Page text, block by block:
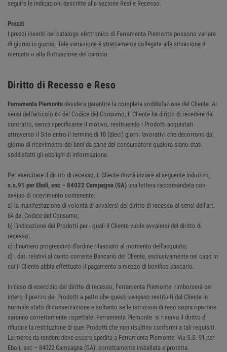
seguire le indicazioni descritte alla sezione Resi e Recesso.
Prezzi
I prezzi inseriti nel catalogo elettronico di Ferramenta Piemonte possono variare
di giorno in giorno. Tale variazione è strettamente collegata alla situazione di
mercato o alla fluttuazione del cambio.
Diritto di Recesso e Reso
Ferramenta Piemonte desidera garantire la completa soddisfazione del Cliente. Ai
sensi dell'articolo 64 del Codice del Consumo, il Cliente ha diritto di recedere dal
contratto, senza specificarne il motivo, restituendo i Prodotti acquistati
attraverso il Sito entro il termine di 10 (dieci) giorni lavorativi che decorrono dal
giorno di ricevimento dei beni da parte del consumatore qualora siano stati
soddisfatti gli obblighi di informazione.
Per esercitare il diritto di recesso, il Cliente dovrà inviare al seguente indirizzo:
s.s.91 per Eboli, snc – 84022 Campagna (SA) una lettera raccomandata con
avviso di ricevimento contenente:
a) la manifestazione di volontà di avvalersi del diritto di recesso ai sensi dell'art.
64 del Codice del Consumo;
b) l'indicazione dei Prodotti per i quali il Cliente vuole avvalersi del diritto di
recesso;
c) il numero progressivo d'ordine rilasciato al momento dell'acquisto;
d) i dati relativi al conto corrente Bancario del Cliente, esclusivamente nel caso in
cui il Cliente abbia effettuato il pagamento a mezzo di bonifico bancario.
In caso di esercizio del diritto di recesso, Ferramenta Piemonte rimborserà per
intero il prezzo dei Prodotti a patto che questi vengano restituiti dal Cliente in
normale stato di conservazione e soltanto se le istruzioni di reso sopra riportate
saranno correttamente rispettate. Ferramenta Piemonte si riserva il diritto di
rifiutare la restituzione di quei Prodotti che non risultino conformi a tali requisiti.
La merce da rendere deve essere spedita a Ferramenta Piemonte Via S.S. 91 per
Eboli, snc – 84022 Campagna (SA). correttamente imballata e protetta.